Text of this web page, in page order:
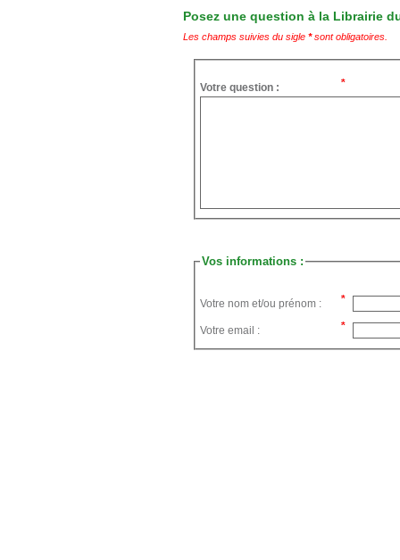
Posez une question à la Librairie
Les champs suivies du sigle *sont obligatoires.
Votre question :
Vos informations :
Votre nom et/ou prénom :
Votre email :